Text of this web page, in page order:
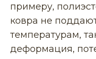
примеру,
ковра не
температурам,
деформация,